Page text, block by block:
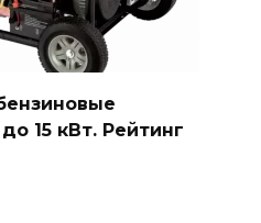
15 кВт. Рейтинг